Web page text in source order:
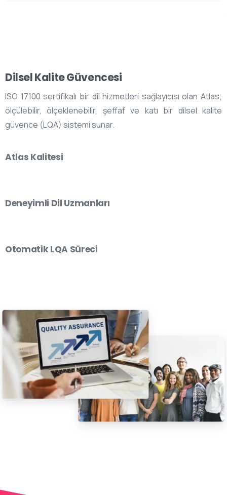
Dilsel Kalite Güvencesi
ISO 17100 sertifikalı bir dil hizmetleri sağlayıcısı olan Atlas;
ölçülebilir, ölçeklenebilir, şeffaf ve katı bir dilsel kalite
güvence (LQA) sistemi sunar.
Atlas Kalitesi
Deneyimli Dil Uzmanları
Otomatik LQA Süreci